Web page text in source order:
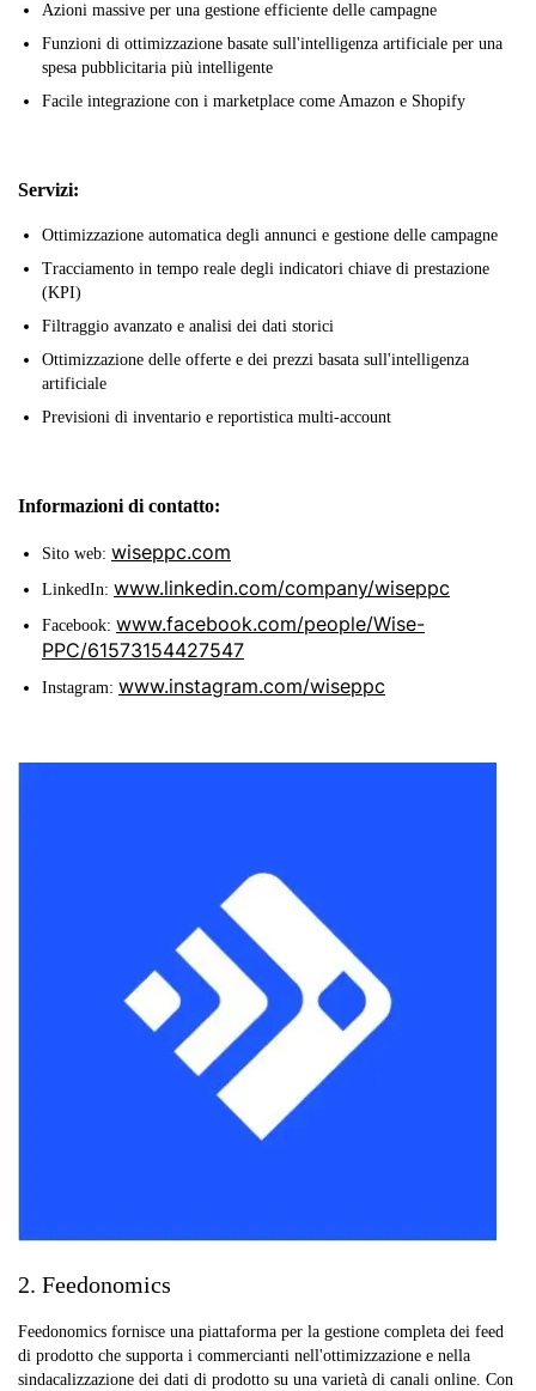
Azioni massive per una gestione efficiente delle campagne
Funzioni di ottimizzazione basate sull'intelligenza artificiale per una
spesa pubblicitaria più intelligente
Facile integrazione con i marketplace come Amazon e Shopify
Servizi:
Ottimizzazione automatica degli annunci e gestione delle campagne
Tracciamento in tempo reale degli indicatori chiave di prestazione
(KPI)
Filtraggio avanzato e analisi dei dati storici
Ottimizzazione delle offerte e dei prezzi basata sull'intelligenza
artificiale
Previsioni di inventario e reportistica multi-account
Informazioni di contatto:
Sito web: wiseppc.com
LinkedIn: www.linkedin.com/company/wiseppc
Facebook: www.facebook.com/people/Wise-
PPC/61573154427547
Instagram: www.instagram.com/wiseppc
2. Feedonomics
Feedonomics fornisce una piattaforma per la gestione completa dei feed
di prodotto che supporta i commercianti nell'ottimizzazione e nella
sindacalizzazione dei dati di prodotto su una varietà di canali online. Con